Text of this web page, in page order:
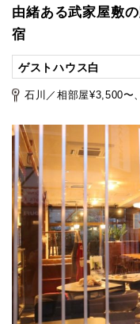
由緒ある武家屋敷
宿
ゲストハウス白
石川／相部屋¥3,500〜